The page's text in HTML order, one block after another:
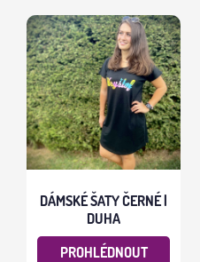
DÁMSKÉ ŠATY ČERNÉ |
DUHA
PROHLÉDNOUT